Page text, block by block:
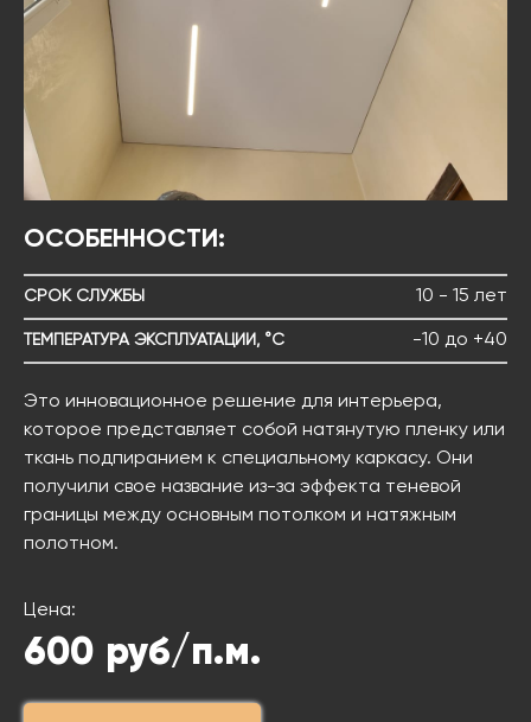
ОСОБЕННОСТИ:
СРОК СЛУЖБЫ 10 - 15 лет
ТЕМПЕРАТУРА ЭКСПЛУАТАЦИИ, °C -10 до +40
Это инновационное решение для интерьера,
которое представляет собой натянутую пленку или
ткань подпиранием к специальному каркасу. Они
получили свое название из-за эффекта теневой
границы между основным потолком и натяжным
полотном.
Цена:
600 руб/п.м.